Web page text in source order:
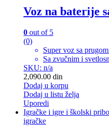
Voz na baterije
0 out of 5
(0)
Super voz sa
Sa zvučnim i
SKU: n/a
2,090.00 din
Dodaj u korpu
Dodaj u listu želja
Uporedi
Igračke i igre i školski
igračke